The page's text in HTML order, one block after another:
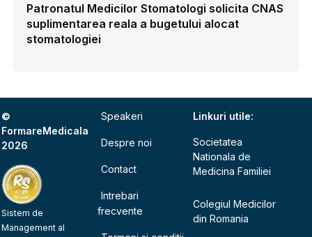
Patronatul Medicilor Stomatologi solicita CNAS
suplimentarea reala a bugetului alocat
stomatologiei
©
FormareMedicala
2026
Sistem de
Management al
Speakeri
Despre noi
Contact
Intrebari
frecvente
Linkuri utile:
Societatea
Nationala de
Medicina Familiei
Colegiul Medicilor
din Romania